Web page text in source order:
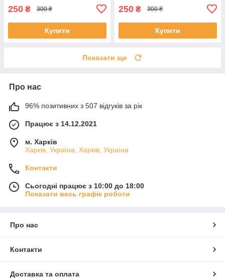
250 ₴ 300 ₴
Купити
250 ₴ 300 ₴
Купити
Показати ще
Про нас
96% позитивних з 507 відгуків за рік
Працює з 14.12.2021
м. Харків
Харків, Україна, Харків, Україна
Контакти
Сьогодні працює з 10:00 до 18:00
Показати весь графік роботи
Про нас
Контакти
Доставка та оплата